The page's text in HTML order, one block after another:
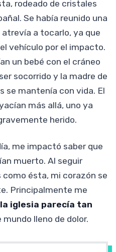
rodeado de cristales
Se había reunido una
a tocarlo, ya que
vehículo por el impacto.
un bebé con el cráneo
socorrido y la madre de
se mantenía con vida. El
más allá, uno ya
herido.
me impactó saber que
muerto. Al seguir
ésta, mi corazón se
Principalmente me
iglesia parecía tan
mundo lleno de dolor.